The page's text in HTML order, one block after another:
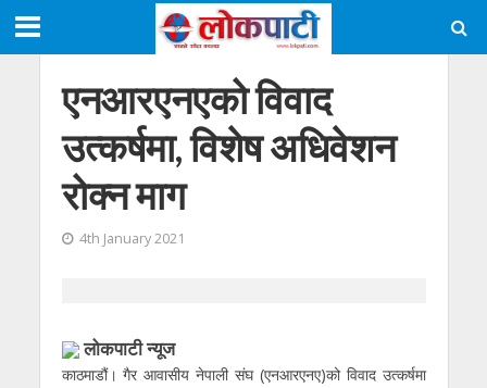
एनआरएनएको विवाद
उत्कर्षमा, विशेष अधिवेशन
रोक्न माग
4th January 2021
लोकपाटी न्यूज
काठमाडौं। गैर आवासीय नेपाली संघ (एनआरएनए)को विवाद उत्कर्षमा